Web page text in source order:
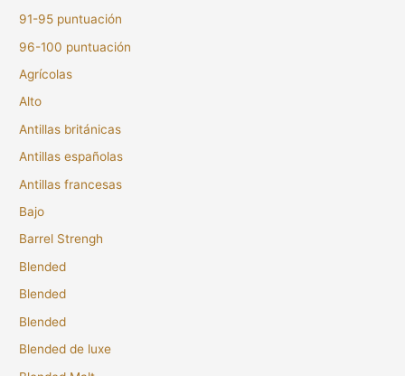
91-95 puntuación
96-100 puntuación
Agrícolas
Alto
Antillas británicas
Antillas españolas
Antillas francesas
Bajo
Barrel Strengh
Blended
Blended
Blended
Blended de luxe